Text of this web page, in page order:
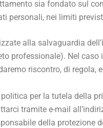
sia fondato sul
personali, nei limiti
alla salvaguardia
professionale). Nel
riscontro, di regola,
per la tutela della
tramite e-mail
della